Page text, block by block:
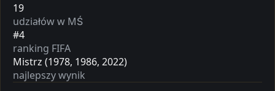
19
udziałów w MŚ
#4
ranking FIFA
Mistrz (1978, 1986, 2022)
najlepszy wynik